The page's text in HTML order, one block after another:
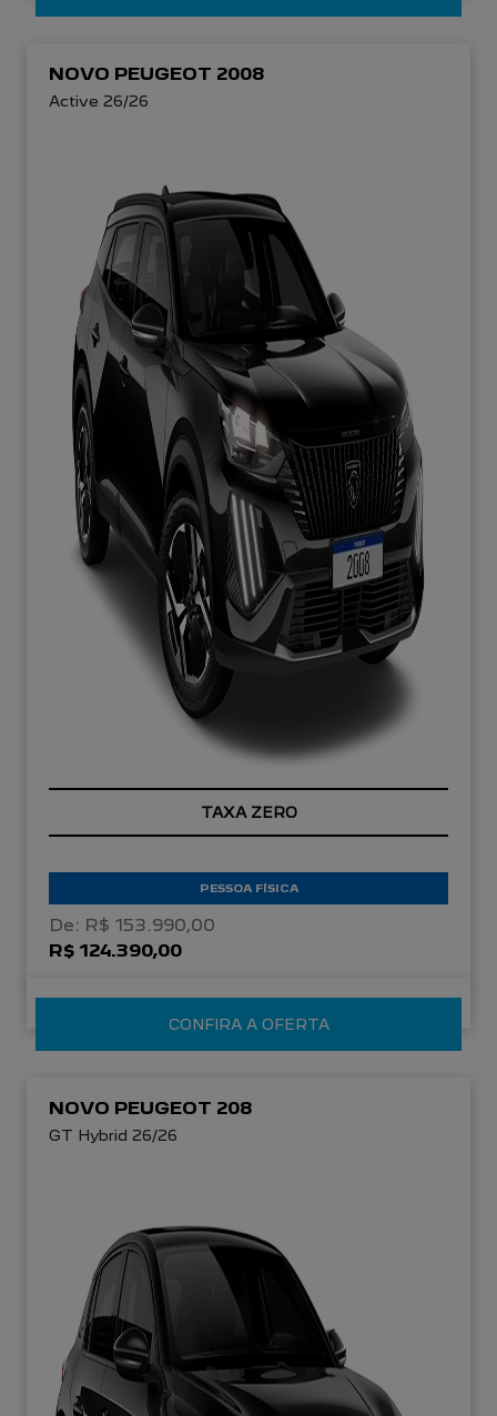
NOVO PEUGEOT 2008
Active 26/26
TAXA ZERO
PESSOA FÍSICA
De: R$ 153.990,00
R$ 124.390,00
CONFIRA A OFERTA
NOVO PEUGEOT 208
GT Hybrid 26/26